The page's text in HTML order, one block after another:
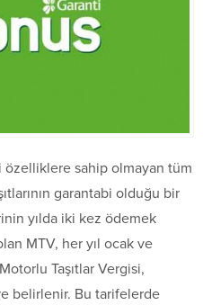
özelliklere sahip olmayan tüm
garantabi olduğu bir
yılda iki kez ödemek
MTV, her yıl ocak ve
Taşıtlar Vergisi,
belirlenir. Bu tarifelerde